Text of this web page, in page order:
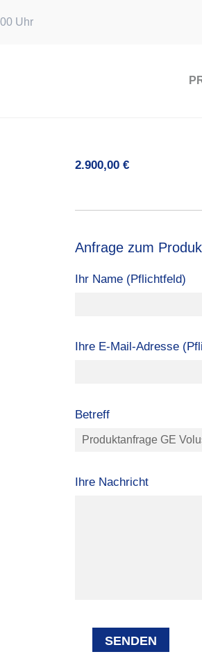
Uhr
2.900,00 €
Anfrage zum
Ihr Name (Pflichtfeld)
Ihre E-Mail-Adresse
Betreff
Ihre Nachricht